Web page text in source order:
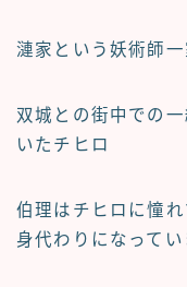
漣家 という妖術師
双城との街中での
いたチヒロ
伯理はチヒロに憧
身代わりになってい